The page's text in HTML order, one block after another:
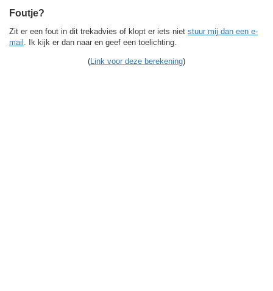
Foutje?
Zit er een fout in dit trekadvies of klopt er iets niet stuur mij dan een e-
mail
. Ik kijk er dan naar en geef een toelichting.
( Link voor deze berekening)